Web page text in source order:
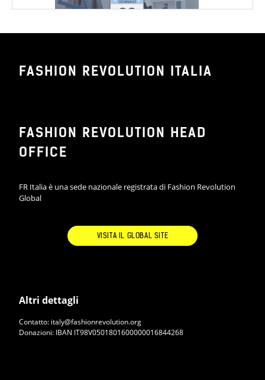
Appcycled temporary store, è uno
spazio reale di incontro dove nulla
diversi designer sviluppano la loro
materiali di "scarto" creando capi
unici e alla moda.
@atelierflorania
@_dennj_
@gligliotigrrrato
@michaelruggier0
FASHION REVOLUTION ITALIA
FASHION REVOLUTION HEAD
OFFICE
FR Italia è una sede nazionale registrata di Fashion Revolution
Global
VISITA IL GLOBAL SITE
Altri dettagli
Contatto: italy@fashionrevolution.org
Donazioni: IBAN IT98V0501801600000016844268